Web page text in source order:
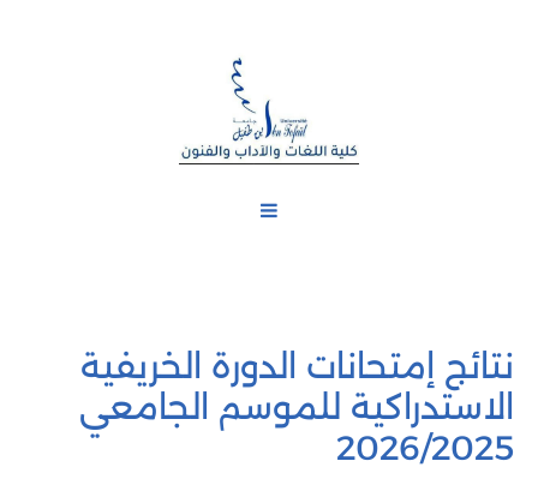
نتائج إمتحانات الدورة الخريفية
الاستدراكية للموسم الجامعي
2026/2025